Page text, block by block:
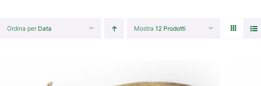
Ordina per Data Mostra 12 Prodotti